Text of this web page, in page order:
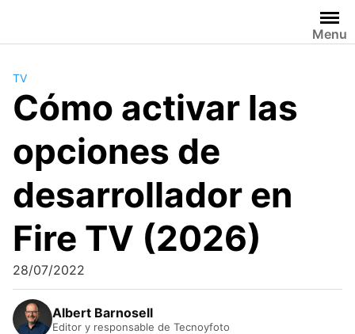
contenido
Menu
TV
Cómo activar las
opciones de
desarrollador en
Fire TV (2026)
28/07/2022
Albert Barnosell
Editor y responsable de Tecnoyfoto